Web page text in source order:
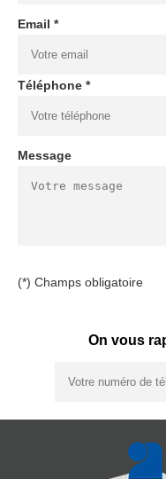
Email *
Téléphone *
Message
(*) Champs obligatoire
On vous